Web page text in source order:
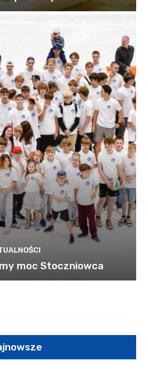
moc Stoczniowca